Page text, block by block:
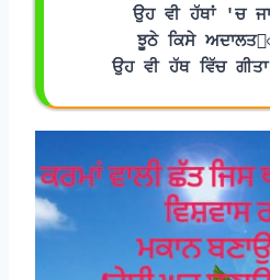
ਉਹ ਵੀ ਹੱਥਾਂ 'ਚ
ਝੂਠੇ ਕਿਸੇ
ਉਹ ਵੀ ਹੱਥ ਵਿੱਚ